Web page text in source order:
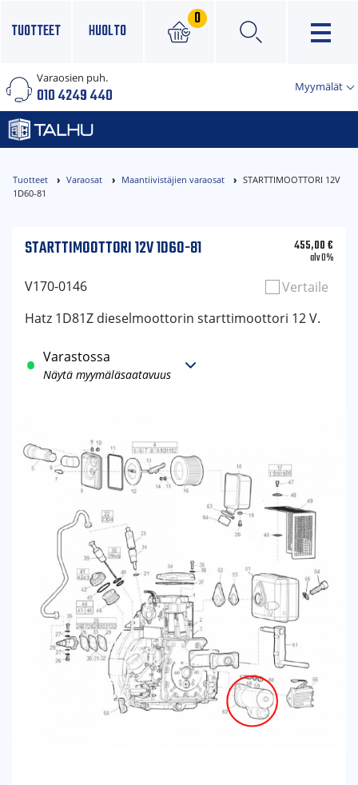
TUOTTEET HUOLTO
0
×
Varaosien puh.
010 4249 440 Myymälät
Tuotteet Varaosat Maantiivistäjien varaosat
STARTTIMOOTTORI 12V
1D60-81
STARTTIMOOTTORI 12V 1D60-81 455,00€
alv 0%
V170-0146
Vertaile
Hatz 1D81Z dieselmoottorin starttimoottori 12 V.
Varastossa
Näytä myymäläsaatavuus